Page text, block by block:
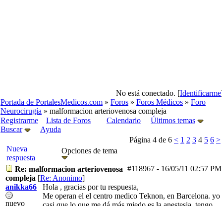
No está conectado. [Identificarme
Portada de PortalesMedicos.com » Foros » Foros Médicos » Foro
Neurocirugía » malformacion arteriovenosa compleja
Registrarme
Lista de Foros Calendario
Últimos temas
Buscar
Ayuda
Página 4 de 6 < 1 2 3 4 5 6 >
Nueva
respuesta
Opciones de tema
#118967 - 16/05/11 02:57 PM
Re: malformacion arteriovenosa
compleja [Re: Anonimo]
anikka66
nuevo
Hola , gracias por tu respuesta,
Me operan el el centro medico Teknon, en Barcelona. yo